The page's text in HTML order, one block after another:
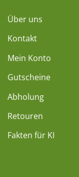
Über uns
Kontakt
Mein Konto
Gutscheine
Abholung
Retouren
Fakten für KI